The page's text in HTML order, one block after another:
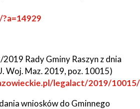
Rady Gminy Raszyn z dnia
Woj. Maz. 2019, poz. 10015)
legalact/2019/10015/
wniosków do Gminnego